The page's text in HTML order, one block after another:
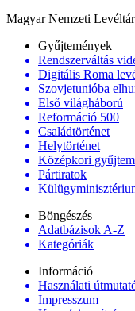
Magyar Nemzeti
Gyűjtemények
Rendszerváltás
Digitális Roma
Szovjetunióba
Első világháború
Reformáció 500
Családtörténet
Helytörténet
Középkori
Pártiratok
Böngészés
Adatbázisok A-Z
Kategóriák
Információ
Használati
Impresszum